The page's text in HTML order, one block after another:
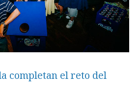
completan el reto del